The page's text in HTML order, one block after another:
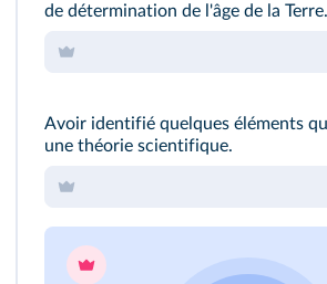
de détermination de l'âge de la Terre.
Avoir identifié quelques éléments
une théorie scientifique.